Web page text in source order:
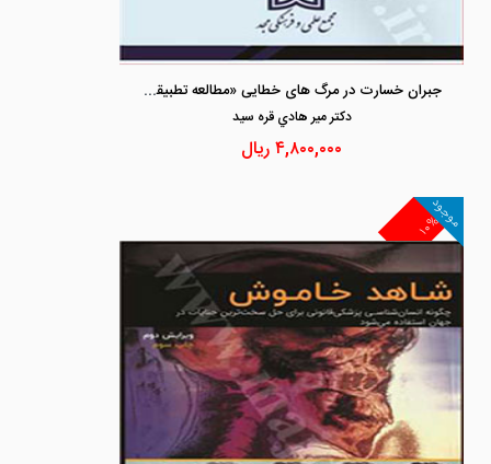
جبران خسارت در مرگ های خطایی «مطالعه تطبیقی در حقوق ایران و ایالات متحده آمریکا»
دكتر مير هادي قره سيد
۴,۸۰۰,۰۰۰ریال
۱۰%
موجود